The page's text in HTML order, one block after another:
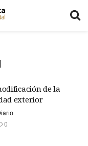
de la
exterior
0